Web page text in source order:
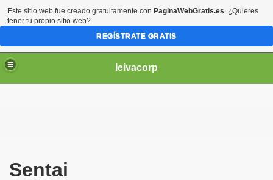
leivacorp
Sentai
Este sitio web fue creado gratuitamente con PaginaWebGratis.es. ¿Quieres
tener tu propio sitio web?
REGÍSTRATE GRATIS